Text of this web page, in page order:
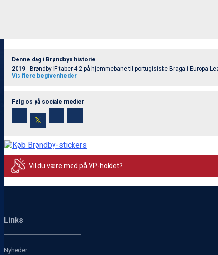
Denne dag i Brøndbys historie
2019 - Brøndby IF taber 4-2 på hjemmebane til portugisiske Braga i Europa
Vis flere begivenheder
Følg os på sociale medier
𝕏
Vil du være med på VP-holdet?
Links
Nyheder